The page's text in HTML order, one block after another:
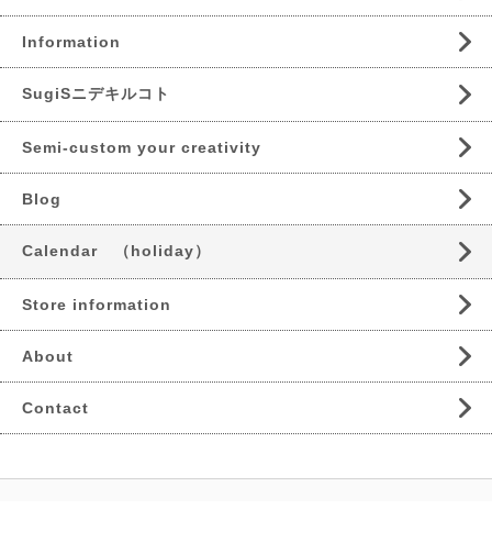
Information
SugiSニデキルコト
Semi-custom your creativity
Blog
Calendar （holiday）
Store information
About
Contact